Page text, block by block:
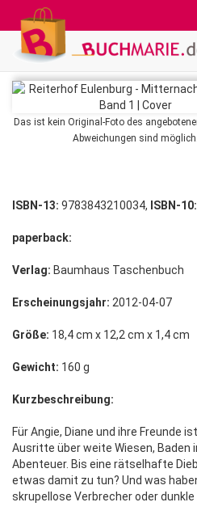
Das ist kein Original-Foto des
Abweichungen sind möglich.
ISBN-13: 9783843210034, ISBN-10:
paperback:
Verlag: Baumhaus Taschenbuch
Erscheinungsjahr: 2012-04-07
Größe: 18,4 cm x 12,2 cm x 1,4 cm
Gewicht: 160 g
Kurzbeschreibung:
Für Angie, Diane und ihre Freunde
Ausritte über weite Wiesen,
Abenteuer. Bis eine rätselhafte
etwas damit zu tun? Und was
skrupellose Verbrecher oder